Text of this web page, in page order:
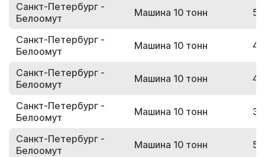
Санкт-Петербург -
Белоомут
Машина 10 тонн
Санкт-Петербург -
Белоомут
Машина 10 тонн
Санкт-Петербург -
Белоомут
Машина 10 тонн
Санкт-Петербург -
Белоомут
Машина 10 тонн
Санкт-Петербург -
Белоомут
Машина 10 тонн